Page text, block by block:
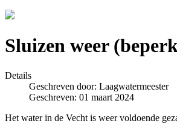
Sluizen weer
Details
Geschreven door: Laagwatermeester
Geschreven: 01 maart 2024
Het water in de Vecht is weer voldoende